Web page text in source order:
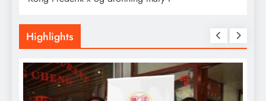
Highlights